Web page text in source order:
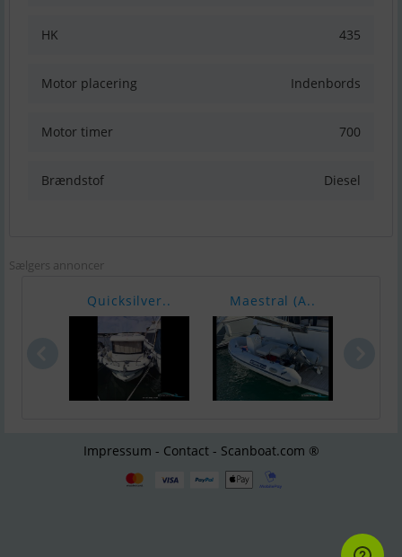
HK 435
Motor placering Indenbords
Motor timer 700
Brændstof Diesel
Sælgers annoncer
Quicksilver.. Maestral (A..
Impressum - Contact - Scanboat.com ®